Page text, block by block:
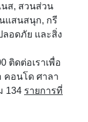
ส, สวนส่วน
แสนสนุก, กรี
อดภัย และสิ่ง
ติดต่อเราเพื่อ
อนโด ศาลา
134 รายการที่